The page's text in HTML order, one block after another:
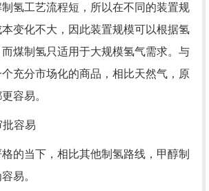
氢工艺流程短，所以在不同的装置规
变化不大，因此装置规模可以根据氢
煤制氢只适用于大规模氢气需求。与
充分市场化的商品，相比天然气，原
容易。
容易
的当下，相比其他制氢路线，甲醇制
易。